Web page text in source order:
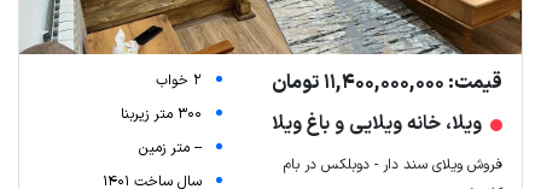
Leaflet| Map data ©ariamarz.com
قیمت: 11,400,000,000 تومان
ویلا، خانه ویلایی و باغ ویلا
فروش ویلای سند دار - دوبلکس در بام
2 خواب
300 متر زیربنا
-- متر زمین
سال ساخت 1401